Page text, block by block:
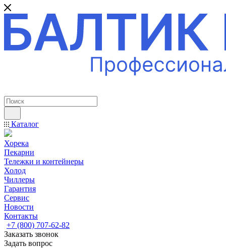
Каталог
Хорека
Пекарни
Тележки и контейнеры
Холод
Чиллеры
Гарантия
Сервис
Новости
Контакты
+7 (800) 707-62-82
Заказать звонок
Задать вопрос